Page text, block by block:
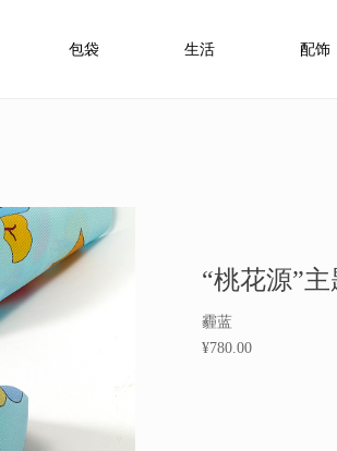
包袋 生活 配饰
“桃花源”
霾蓝
¥780.00